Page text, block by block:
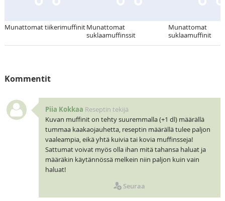
Munattomat tiikerimuffinitMunattomat
suklaamuffinssit
Munattomat
suklaamuffinit
Kommentit
Piia Kokkaa Reseptin tekijä
Kuvan muffinit on tehty suuremmalla (+1 dl) määrällä
tummaa kaakaojauhetta, reseptin määrällä tulee paljon
vaaleampia, eikä yhtä kuivia tai kovia muffinsseja!
Sattumat voivat myös olla ihan mitä tahansa haluat ja
määräkin käytännössä melkein niin paljon kuin vain
haluat!
Seuraa